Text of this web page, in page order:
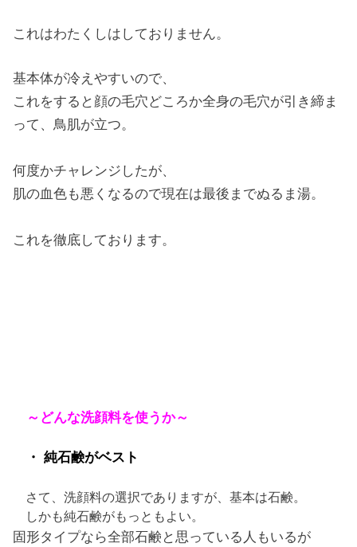
これはわたくしはしておりません。
基本体が冷えやすいので、
これをすると顔の毛穴どころか全身の毛穴が引き締ま
って、鳥肌が立つ。
何度かチャレンジしたが、
肌の血色も悪くなるので現在は最後までぬるま湯。
これを徹底しております。
～どんな洗顔料を使うか～
・ 純石鹸がベスト
さて、洗顔料の選択でありますが、基本は石鹸。
しかも純石鹸がもっともよい。
固形タイプなら全部石鹸と思っている人もいるが